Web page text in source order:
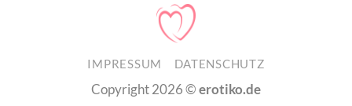
IMPRESSUM DATENSCHUTZ
Copyright 2026 ©erotiko.de